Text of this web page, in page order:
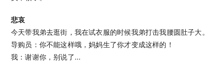
悲哀
今天带我弟去逛街，我在试衣服的时候我弟打击我腰圆肚子大。
导购员：你不能这样哦，妈妈生了你才变成这样的！
我：谢谢你，别说了...